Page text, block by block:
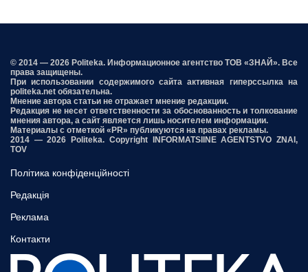
© 2014 — 2026 Politeka. Информационное агентство ТОВ «ЗНАЙ». Все
права защищены.
При использовании содержимого сайта активная гиперссылка на
politeka.net обязательна.
Мнение автора статьи не отражает мнение редакции.
Редакция не несет ответственности за обоснованность и толкование
мнения автора, а сайт является лишь носителем информации.
Материалы с отметкой «PR» публикуются на правах рекламы.
2014 — 2026 Politeka. Copyright INFORMATSIINE AGENTSTVO ZNAI,
TOV
Політика конфіденційності
Редакція
Реклама
Контакти